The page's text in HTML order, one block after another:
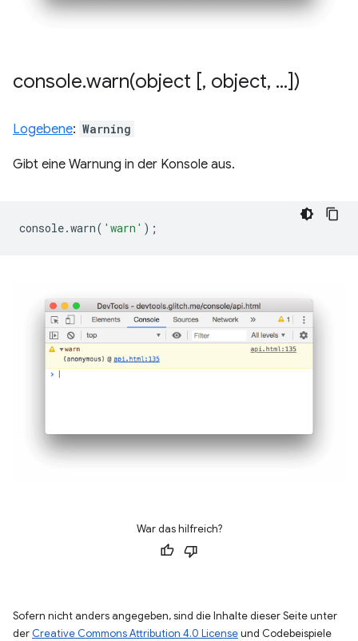
console.warn(object [, object, ...])
Logebene: Warning
Gibt eine Warnung in der Konsole aus.
console.warn( 'warn' );
War das hilfreich?
Sofern nicht anders angegeben, sind die Inhalte dieser Seite unter
der Creative Commons Attribution 4.0 Licenseund Codebeispiele